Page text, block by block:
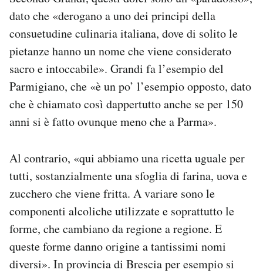
dato che «derogano a uno dei principi della
consuetudine culinaria italiana, dove di solito le
pietanze hanno un nome che viene considerato
sacro e intoccabile». Grandi fa l’esempio del
Parmigiano, che «è un po’ l’esempio opposto, dato
che è chiamato così dappertutto anche se per 150
anni si è fatto ovunque meno che a Parma».
Al contrario, «qui abbiamo una ricetta uguale per
tutti, sostanzialmente una sfoglia di farina, uova e
zucchero che viene fritta. A variare sono le
componenti alcoliche utilizzate e soprattutto le
forme, che cambiano da regione a regione. E
queste forme danno origine a tantissimi nomi
diversi». In provincia di Brescia per esempio si